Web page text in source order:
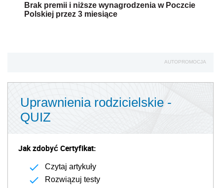
Brak premii i niższe wynagrodzenia w Poczcie
Polskiej przez 3 miesiące
AUTOPROMOCJA
Uprawnienia rodzicielskie -
QUIZ
Jak zdobyć Certyfikat:
Czytaj artykuły
Rozwiązuj testy